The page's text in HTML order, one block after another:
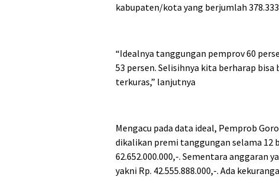
kabupaten/kota yang berjumlah
“Idealnya tanggungan pemprov 60
53 persen. Selisihnya kita berharap
terkuras,” lanjutnya
Mengacu pada data ideal, Pemprob
dikalikan premi tanggungan selama 12
62.652.000.000,-. Sementara anggaran
yakni Rp. 42.555.888.000,-. Ada